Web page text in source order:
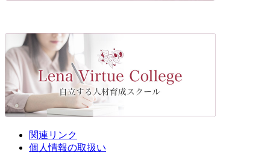
関連リンク
個人情報の取扱い